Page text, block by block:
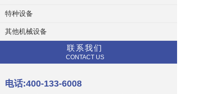
特种设备
其他机械设备
联系我们
CONTACT US
电话:400-133-6008